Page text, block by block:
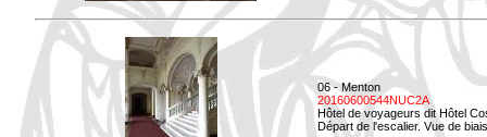
06 - Menton
20160600544NUC2A
Hôtel de voyageurs dit Hôtel
Départ de l'escalier. Vue de